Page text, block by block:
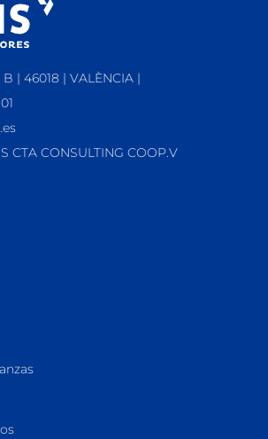
B | 46018 | VALÈNCIA |
CTA CONSULTING COOP.V